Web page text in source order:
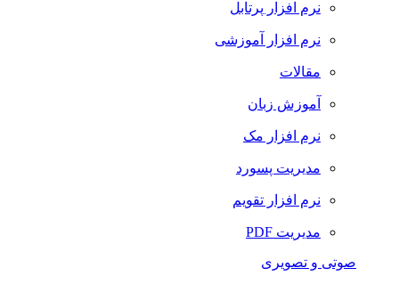
نرم افزار پرتابل
نرم افزار آموزشی
مقالات
آموزش زبان
نرم افزار مک
مدیریت پسورد
نرم افزار تقویم
مدیریت PDF
صوتی و تصویری